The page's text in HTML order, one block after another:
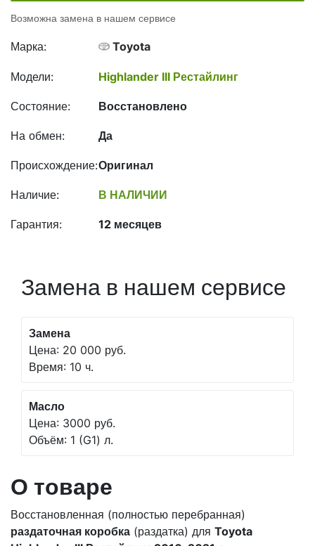
Возможна замена в нашем сервисе
Марка: Toyota
Модели: Highlander III Рестайлинг
Состояние: Восстановлено
На обмен: Да
Происхождение:Оригинал
Наличие: В НАЛИЧИИ
Гарантия: 12 месяцев
О товаре
Восстановленная (полностью перебранная)
раздаточная коробка (раздатка) для Toyota
Замена в нашем сервисе
Замена
Цена: 20 000 руб.
Время: 10 ч.
Масло
Цена: 3000 руб.
Объём: 1 (G1) л.